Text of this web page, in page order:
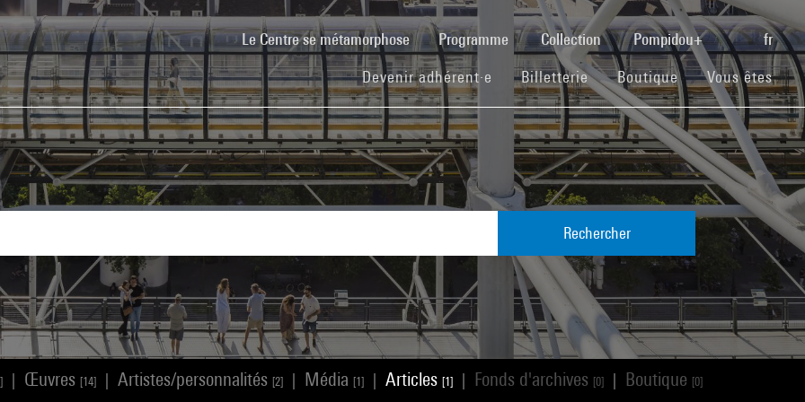
Le Centre se métamorphose(current)Programme Collection Pompidou+ fr
Devenir adhérent·e (current)
Billetterie(current)Boutique(current)Vous êtes
Rechercher
Œuvres [14] Artistes/personnalités [2] Média [1] Articles [1] Fonds d'archives [0] Boutique [0]